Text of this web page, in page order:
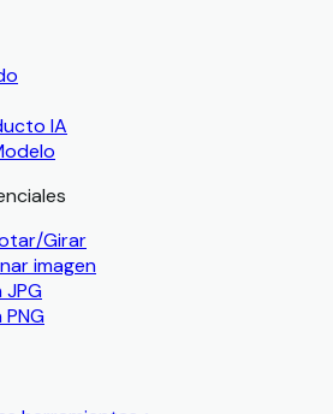
IA
Girar
imagen